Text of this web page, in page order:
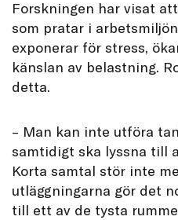
Forskningen har visat
som pratar i
exponerar för stress,
känslan av belastning.
detta.
– Man kan inte utföra
samtidigt ska lyssna till
Korta samtal stör inte
utläggningarna gör det
till ett av de tysta